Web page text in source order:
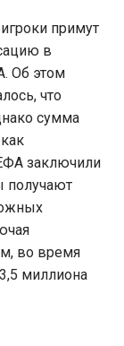
примут
в
Об этом
что
сумма
заключили
получают
во время
миллиона